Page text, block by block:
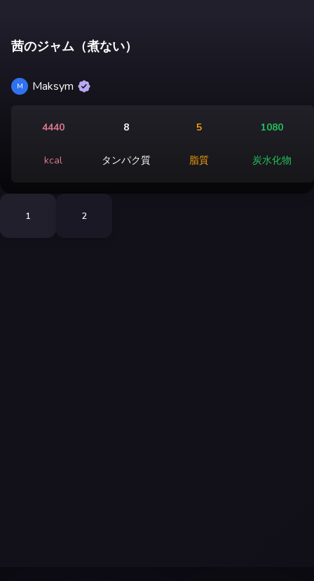
茜のジャム（煮ない）
M Maksym
4440
kcal
8
タンパク質
5
脂質
1080
炭水化物
1 2